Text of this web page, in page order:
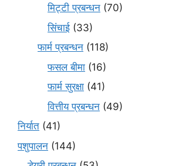
मि‌ट्टी प्रबन्धन (70)
सिंचाई (33)
फार्म प्रबन्धन (118)
फसल बीमा (16)
फार्म सुरक्षा (41)
वित्तीय प्रबन्धन (49)
निर्यात (41)
पशुपालन (144)